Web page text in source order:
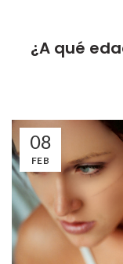
¿A qué
08
FEB